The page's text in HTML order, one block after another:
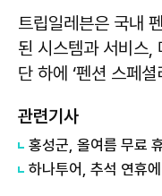
트립일레븐은 국내
된 시스템과 서비스,
단 하에 ‘펜션 스페
관련기사
홍성군, 올여름 무료
하나투어, 추석 연휴